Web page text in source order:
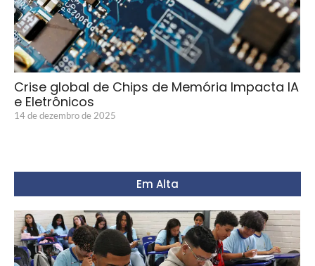
Crise global de Chips de Memória Impacta IA
e Eletrônicos
14 de dezembro de 2025
Em Alta